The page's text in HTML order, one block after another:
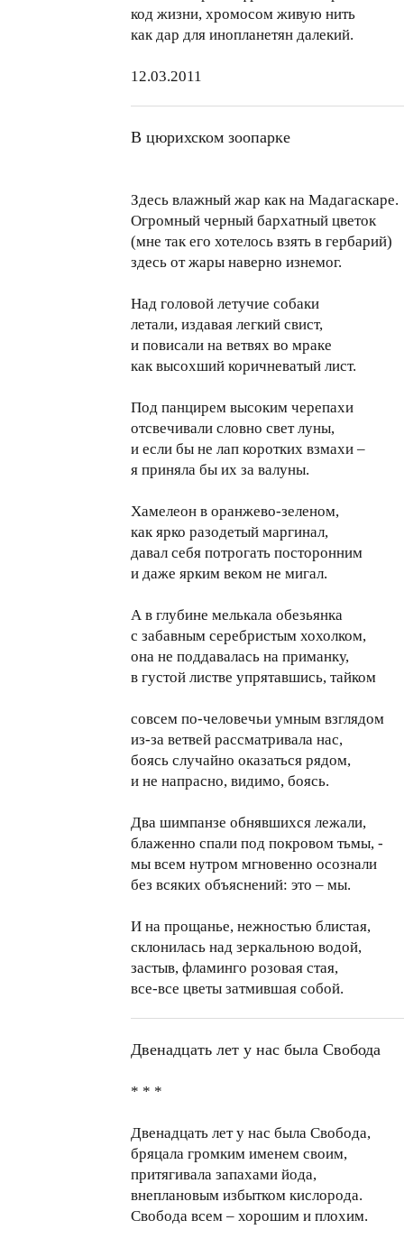
код жизни, хромосом живую нить
как дар для инопланетян далекий.
12.03.2011
В цюрихском зоопарке
Здесь влажный жар как на Мадагаскаре.
Огромный черный бархатный цветок
(мне так его хотелось взять в гербарий)
здесь от жары наверно изнемог.
Над головой летучие собаки
летали, издавая легкий свист,
и повисали на ветвях во мраке
как высохший коричневатый лист.
Под панцирем высоким черепахи
отсвечивали словно свет луны,
и если бы не лап коротких взмахи –
я приняла бы их за валуны.
Хамелеон в оранжево-зеленом,
как ярко разодетый маргинал,
давал себя потрогать посторонним
и даже ярким веком не мигал.
А в глубине мелькала обезьянка
с забавным серебристым хохолком,
она не поддавалась на приманку,
в густой листве упрятавшись, тайком
совсем по-человечьи умным взглядом
из-за ветвей рассматривала нас,
боясь случайно оказаться рядом,
и не напрасно, видимо, боясь.
Два шимпанзе обнявшихся лежали,
блаженно спали под покровом тьмы, -
мы всем нутром мгновенно осознали
без всяких объяснений: это – мы.
И на прощанье, нежностью блистая,
склонилась над зеркальною водой,
застыв, фламинго розовая стая,
все-все цветы затмившая собой.
Двенадцать лет у нас была Свобода
* * *
Двенадцать лет у нас была Свобода,
бряцала громким именем своим,
притягивала запахами йода,
внеплановым избытком кислорода.
Свобода всем – хорошим и плохим.